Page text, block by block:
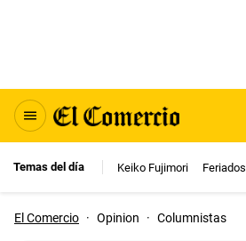
Temas del día Keiko Fujimori Feriados
El Comercio · Opinion · Columnistas